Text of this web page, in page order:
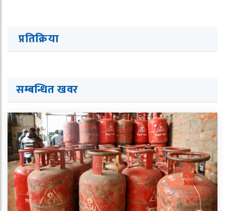
प्रतिक्रिया
सम्बन्धित खवर